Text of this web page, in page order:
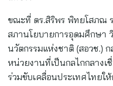
ขณะที่ ดร.สิริพร พิทยโสภณ
สภานโยบายการอุดมศึกษา
นวัตกรรมแห่งชาติ (สอวช.)
หน่วยงานที่เป็นกลไกกลางเ
ร่วมขับเคลื่อนประเทศไทยใ